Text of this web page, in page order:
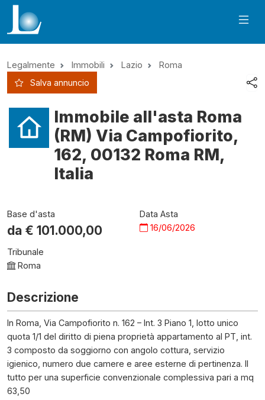
Legalmente Immobili Lazio
Roma
Salva annuncio
Immobile all'asta Roma
(RM) Via Campofiorito,
162, 00132 Roma RM,
Italia
Base d'asta
da € 101.000,00
Data Asta
16/06/2026
Tribunale
Roma
Descrizione
In Roma, Via Campofiorito n. 162 – Int. 3 Piano 1, lotto unico
quota 1/1 del diritto di piena proprietà appartamento al PT, int.
3 composto da soggiorno con angolo cottura, servizio
igienico, numero due camere e aree esterne di pertinenza. Il
tutto per una superficie convenzionale complessiva pari a mq
63,50